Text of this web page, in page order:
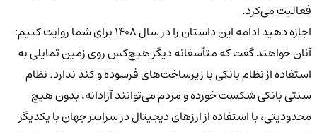
فعالیت می‌کرد.
اجازه دهید ادامه این داستان را در سال ۱۴۰۸ برای شما روایت کنیم:
آنان خواهند گفت که متأسفانه دیگر هیچ‌کس روی زمین تمایلی به
استفاده از نظام بانکی با زیرساخت‌های فرسوده و کند ندارد. نظام
سنتی بانکی شکست خورده و مردم می‌توانند آزادانه، بدون هیچ
محدودیتی، با استفاده از ارزهای دیجیتال در سراسر جهان با یکدیگر